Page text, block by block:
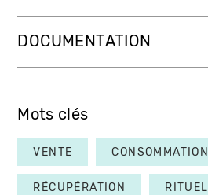
DOCUMENTATION
Mots clés
VENTE CONSOMMATION
RÉCUPÉRATION RITUEL